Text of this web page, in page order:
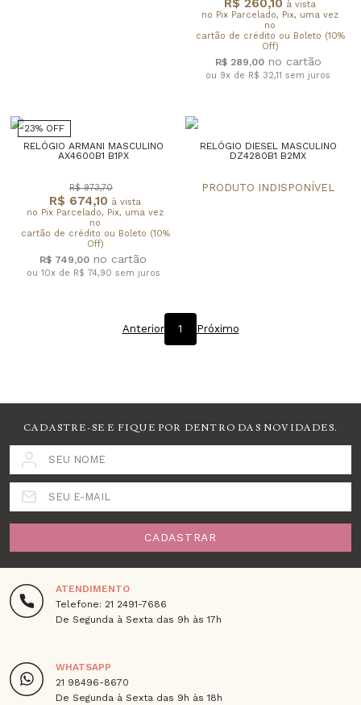
R$ 260,10 à vista
no Pix Parcelado, Pix, uma vez
no
cartão de crédito ou Boleto (10%
Off)
R$ 289,00
ou 9x de R$ 32,11 sem juros
23% OFF
RELÓGIO ARMANI MASCULINO
AX4600B1 B1PX
R$ 674,10 à vista
no Pix Parcelado, Pix, uma vez
no
cartão de crédito ou Boleto (10%
Off)
R$ 973,70
R$ 749,00
ou 10x de R$ 74,90 sem juros
RELÓGIO DIESEL MASCULINO
DZ4280B1 B2MX
Anterior 1 Próximo
CADASTRE-SE E FIQUE POR DENTRO DAS NOVIDADES.
SEU NOME
SEU E-MAIL
CADASTRAR
ATENDIMENTO
Telefone: 21 2491-7686
De Segunda à Sexta das 9h às 17h
WHATSAPP
21 98496-8670
De Segunda à Sexta das 9h às 18h